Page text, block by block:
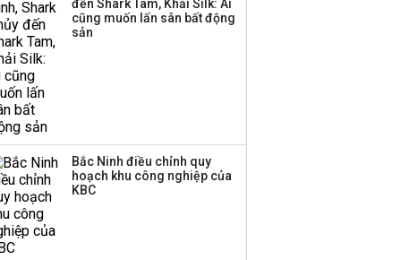
đến Shark Tam, Khải Silk: Ai
cũng muốn lấn sân bất động
sản
Bắc Ninh điều chỉnh quy
hoạch khu công nghiệp của
KBC